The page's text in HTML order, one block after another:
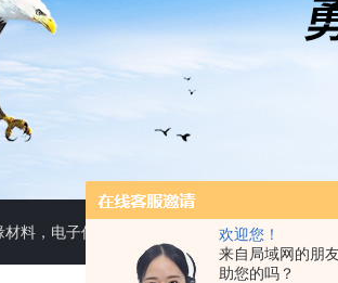
欢迎您！
来自局域网的朋
助您的吗？
料，电子仪器仪表